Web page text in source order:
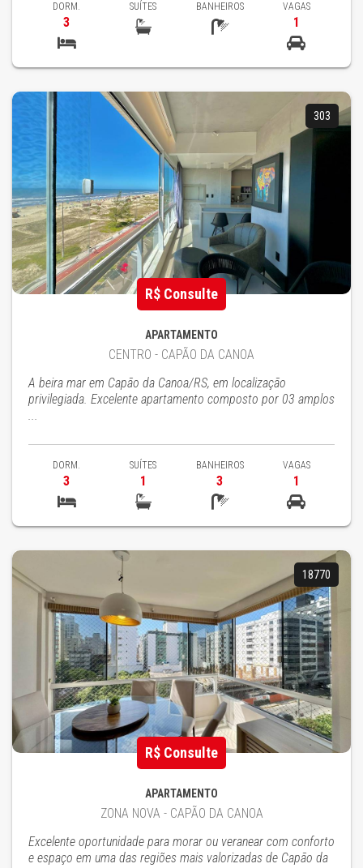
DORM.
3
SUÍTES BANHEIROS VAGAS
1
303
R$ Consulte
APARTAMENTO
CENTRO - CAPÃO DA CANOA
A beira mar em Capão da Canoa/RS, em localização
privilegiada. Excelente apartamento composto por 03 amplos
...
DORM.
3
SUÍTES
1
BANHEIROS
3
VAGAS
1
18770
R$ Consulte
APARTAMENTO
ZONA NOVA - CAPÃO DA CANOA
Excelente oportunidade para morar ou veranear com conforto
e espaço em uma das regiões mais valorizadas de Capão da